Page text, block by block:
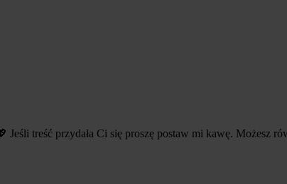
Jeśli treść przydała Ci się proszę postaw mi kawę.